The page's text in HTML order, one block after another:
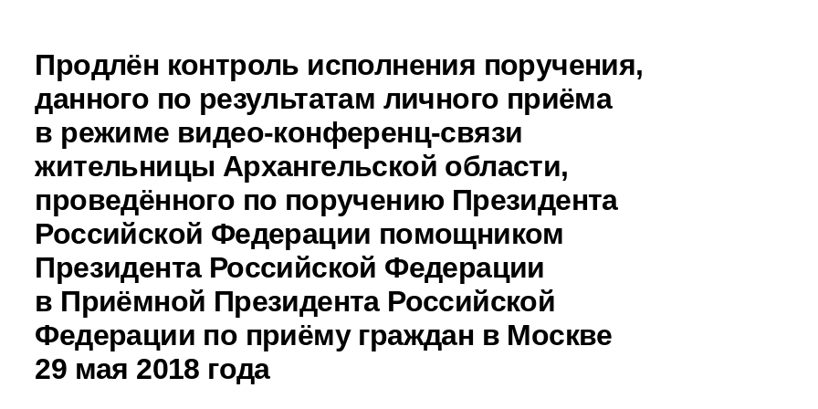
Продлён контроль исполнения поручения,
данного по результатам личного приёма
в режиме видео-конференц-связи
жительницы Архангельской области,
проведённого по поручению Президента
Российской Федерации помощником
Президента Российской Федерации
в Приёмной Президента Российской
Федерации по приёму граждан в Москве
29 мая 2018 года